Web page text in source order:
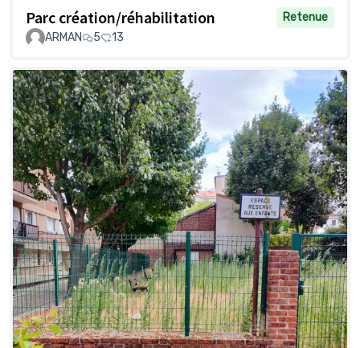
Parc création/réhabilitation
Retenue
ARMAN
5 13